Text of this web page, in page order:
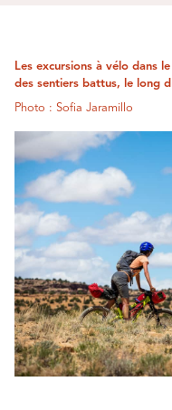
Les excursions à vélo dans
des sentiers battus, le long
Photo : Sofia Jaramillo